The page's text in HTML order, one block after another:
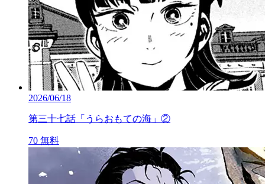
2026/06/18
第三十七話「うらおもての海」②
70 無料